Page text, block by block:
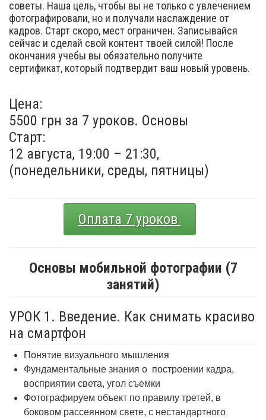
советы. Наша цель, чтобы вы не только с увлечением
фотографировали, но и получали наслаждение от
кадров. Старт скоро, мест ограничен. Записывайся
сейчас и сделай свой контент твоей силой! После
окончания учебы вы обязательно получите
сертификат, который подтвердит ваш новый уровень.
Цена:
5500 грн за 7 уроков. Основы
Старт:
12 августа, 19:00 – 21:30,
(понедельники, среды, пятницы)
Оплата 7 уроков
Основы мобильной фотографии (7
занятий)
УРОК 1. Введение. Как снимать красиво
на смартфон
Понятие визуального мышления
Фундаментальные знания о построении кадра,
восприятии света, угол съемки
Фотографируем объект по правилу третей, в
боковом рассеянном свете, с нестандартного